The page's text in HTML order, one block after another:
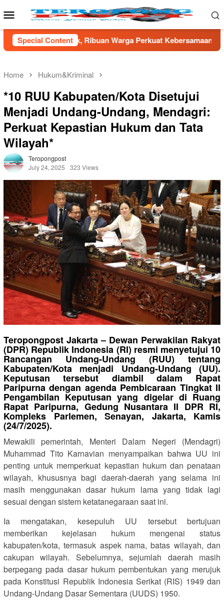
to
Mobile
Menu
Special Content
Warga Perkuat Kebersamaan TNI AD Gandeng
Home Hukum&Kriminal
*10 RUU Kabupaten/Kota Disetujui
Menjadi Undang-Undang, Mendagri:
Perkuat Kepastian Hukum dan Tata
Wilayah*
Teropongpost
July 24, 2025
323 Views
Teropongpost Jakarta – Dewan Perwakilan Rakyat
(DPR) Republik Indonesia (RI) resmi menyetujui 10
Rancangan Undang-Undang (RUU) tentang
Kabupaten/Kota menjadi Undang-Undang (UU).
Keputusan tersebut diambil dalam Rapat
Paripurna dengan agenda Pembicaraan Tingkat II
Pengambilan Keputusan yang digelar di Ruang
Rapat Paripurna, Gedung Nusantara II DPR RI,
Kompleks Parlemen, Senayan, Jakarta, Kamis
(24/7/2025).
Mewakili pemerintah, Menteri Dalam Negeri (Mendagri)
Muhammad Tito Karnavian menyampaikan bahwa UU ini
penting untuk memperkuat kepastian hukum dan penataan
wilayah, khususnya bagi daerah-daerah yang selama ini
masih menggunakan dasar hukum lama yang tidak lagi
sesuai dengan sistem ketatanegaraan saat ini.
Ia mengatakan, kesepuluh UU tersebut bertujuan
memberikan kejelasan hukum mengenai status
kabupaten/kota, termasuk aspek nama, batas wilayah, dan
cakupan wilayah. Sebelumnya, sejumlah daerah masih
berpegang pada dasar hukum pembentukan yang merujuk
pada Konstitusi Republik Indonesia Serikat (RIS) 1949 dan
Undang-Undang Dasar Sementara (UUDS) 1950.